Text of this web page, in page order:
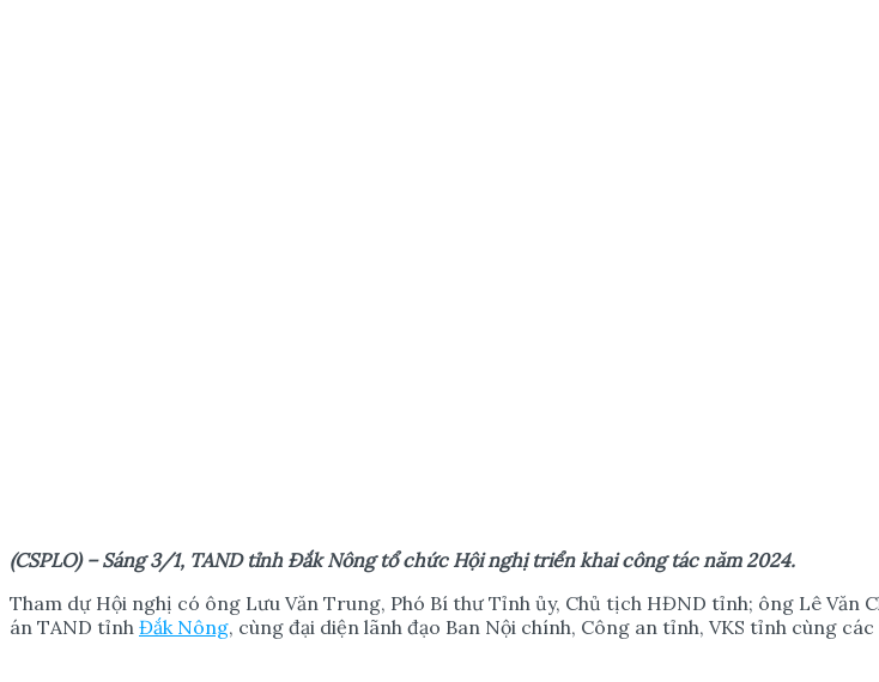
(CSPLO) – Sáng 3/1, TAND tỉnh Đắk Nông tổchức Hội nghịtriển khai công tác năm 2024.
Tham dự Hội nghị có ông Lưu Văn Trung, Phó Bí thư Tỉnh ủy, Chủ tịch HĐND tỉnh; ông Lê Văn
án TAND tỉnh Đắk Nông, cùng đại diện lãnh đạo Ban Nội chính, Công an tỉnh, VKS tỉnh cùng